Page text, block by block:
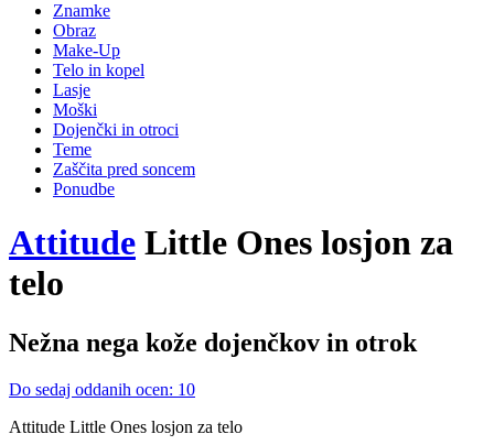
Znamke
Obraz
Make-Up
Telo in kopel
Lasje
Moški
Dojenčki in otroci
Teme
Zaščita pred soncem
Ponudbe
Attitude Little Ones losjon za
telo
Nežna nega kože dojenčkov in otrok
Do sedaj oddanih ocen: 10
Attitude Little Ones losjon za telo